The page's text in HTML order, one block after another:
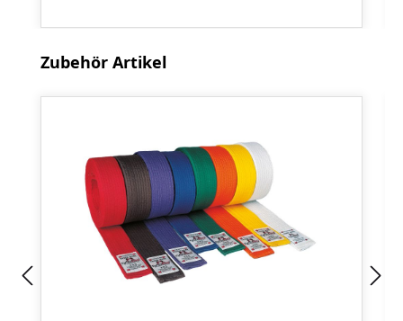
Produktgalerie überspringen
Zubehör Artikel